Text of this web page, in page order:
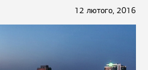
12 лютого, 2016